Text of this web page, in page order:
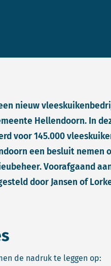
nieuw
Hellendoorn. In
voor 145.000
een besluit nemen
Voorafgaand
door Jansen of
de nadruk te leggen op: